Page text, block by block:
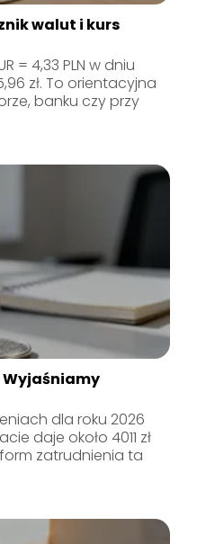
walut i kurs
= 4,33 PLN w dniu
zł. To orientacyjna
banku czy przy
dla roku 2026
daje około 4011 zł
zatrudnienia ta